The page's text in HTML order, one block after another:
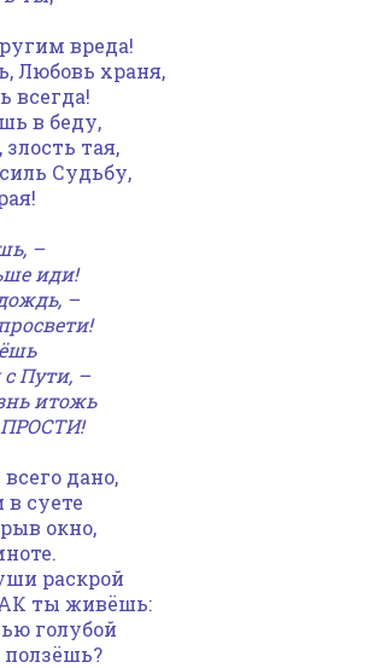
вреда!
Любовь храня,
всегда!
в беду,
тая,
Судьбу,
–
иди!
–
Пути, –
итожь
ПРОСТИ!
дано,
суете
окно,
раскрой
ты живёшь:
голубой